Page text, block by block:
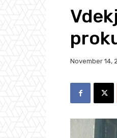
November 14,